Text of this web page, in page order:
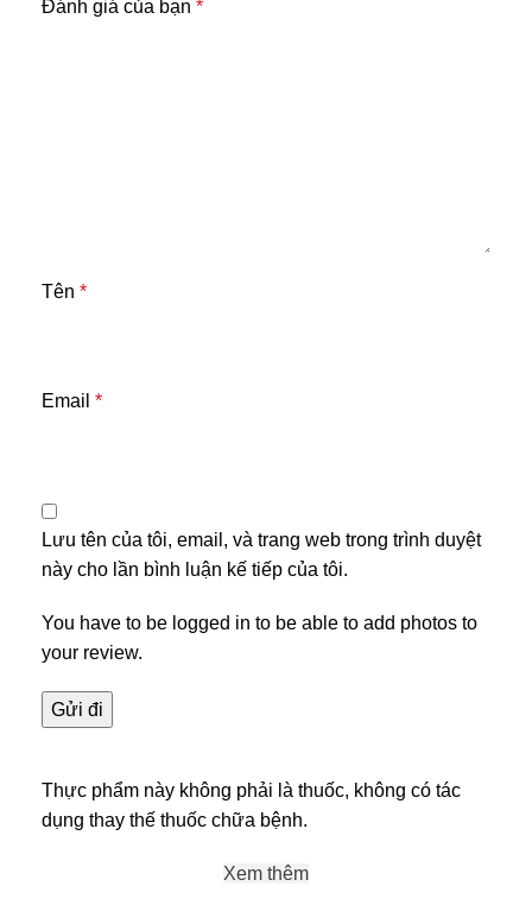
Đánh giá của bạn *
Tên *
Email *
Lưu tên của tôi, email, và trang web trong trình duyệt
này cho lần bình luận kế tiếp của tôi.
You have to be logged in to be able to add photos to
your review.
Thực phẩm này không phải là thuốc, không có tác
dụng thay thế thuốc chữa bệnh.
Xem thêm